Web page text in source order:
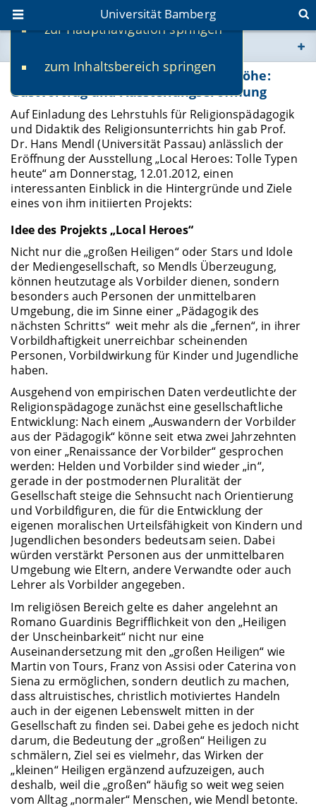
zur Hauptnavigation springen
zum Inhaltsbereich springen
Universität Bamberg
www.uni-bamberg.de
univis.uni-bamberg.de
fis.uni-bamberg.de
"Local Heroes" - Helden auf Augenhöhe:
Gastvortrag und Ausstellungseröffnung
Auf Einladung des Lehrstuhls für Religionspädagogik
und Didaktik des Religionsunterrichts hin gab Prof.
Dr. Hans Mendl (Universität Passau) anlässlich der
Eröffnung der Ausstellung „Local Heroes: Tolle Typen
heute“ am Donnerstag, 12.01.2012, einen
interessanten Einblick in die Hintergründe und Ziele
eines von ihm initiierten Projekts:
Idee des Projekts „Local Heroes“
Nicht nur die „großen Heiligen“ oder Stars und Idole
der Mediengesellschaft, so Mendls Überzeugung,
können heutzutage als Vorbilder dienen, sondern
besonders auch Personen der unmittelbaren
Umgebung, die im Sinne einer „Pädagogik des
nächsten Schritts“ weit mehr als die „fernen“, in ihrer
Vorbildhaftigkeit unerreichbar scheinenden
Personen, Vorbildwirkung für Kinder und Jugendliche
haben.
Ausgehend von empirischen Daten verdeutlichte der
Religionspädagoge zunächst eine gesellschaftliche
Entwicklung: Nach einem „Auswandern der Vorbilder
aus der Pädagogik“ könne seit etwa zwei Jahrzehnten
von einer „Renaissance der Vorbilder“ gesprochen
werden: Helden und Vorbilder sind wieder „in“,
gerade in der postmodernen Pluralität der
Gesellschaft steige die Sehnsucht nach Orientierung
und Vorbildfiguren, die für die Entwicklung der
eigenen moralischen Urteilsfähigkeit von Kindern und
Jugendlichen besonders bedeutsam seien. Dabei
würden verstärkt Personen aus der unmittelbaren
Umgebung wie Eltern, andere Verwandte oder auch
Lehrer als Vorbilder angegeben.
Im religiösen Bereich gelte es daher angelehnt an
Romano Guardinis Begrifflichkeit von den „Heiligen
der Unscheinbarkeit“ nicht nur eine
Auseinandersetzung mit den „großen Heiligen“ wie
Martin von Tours, Franz von Assisi oder Caterina von
Siena zu ermöglichen, sondern deutlich zu machen,
dass altruistisches, christlich motiviertes Handeln
auch in der eigenen Lebenswelt mitten in der
Gesellschaft zu finden sei. Dabei gehe es jedoch nicht
darum, die Bedeutung der „großen“ Heiligen zu
schmälern, Ziel sei es vielmehr, das Wirken der
„kleinen“ Heiligen ergänzend aufzuzeigen, auch
deshalb, weil die „großen“ häufig so weit weg seien
vom Alltag „normaler“ Menschen, wie Mendl betonte.